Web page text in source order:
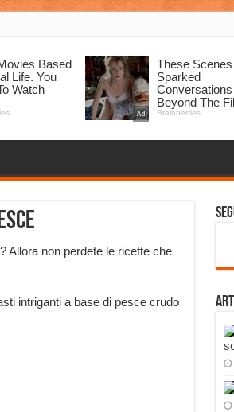
Allora non perdete le ricette che
intriganti a base di pesce crudo